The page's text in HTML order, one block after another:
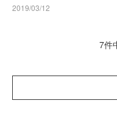
2019/03/12
7件